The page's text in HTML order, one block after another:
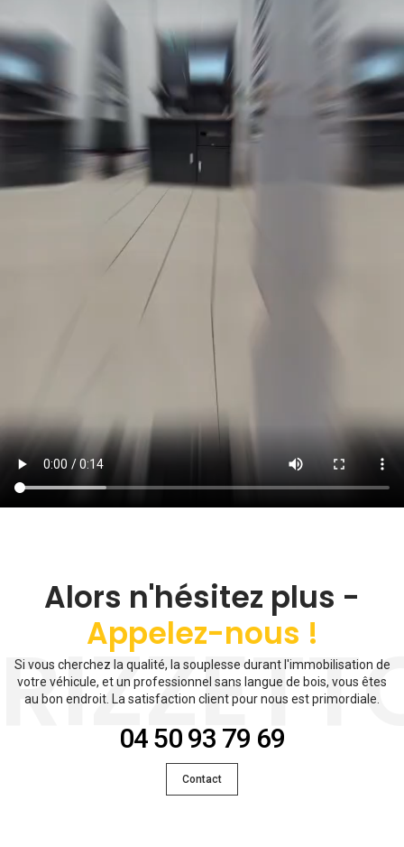
Alors n'hésitez plus -
Appelez-nous !
Si vous cherchez la qualité, la souplesse durant l'immobilisation de
votre véhicule, et un professionnel sans langue de bois, vous êtes
au bon endroit. La satisfaction client pour nous est primordiale.
04 50 93 79 69
Contact